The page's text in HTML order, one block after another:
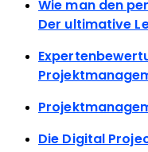
Wie man den
Der ultimative
Die Digital